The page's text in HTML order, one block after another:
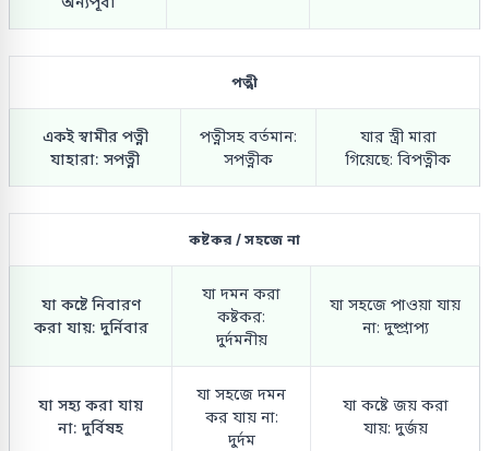
পত্নী
একই স্বামীর পত্নী
যাহারা: সপত্নী
পত্নীসহ বর্তমান:
সপত্নীক
যার স্ত্রী মারা
গিয়েছে: বিপত্নীক
কষ্টকর / সহজে না
যা কষ্টে নিবারণ
করা যায়: দুর্নিবার
যা দমন করা
কষ্টকর:
দুর্দমনীয়
যা সহজে পাওয়া যায়
না: দুষ্প্রাপ্য
যা সহ্য করা যায়
না: দুর্বিষহ
যা সহজে দমন
কর যায় না:
দুর্দম
যা কষ্টে জয় করা
যায়: দুর্জয়